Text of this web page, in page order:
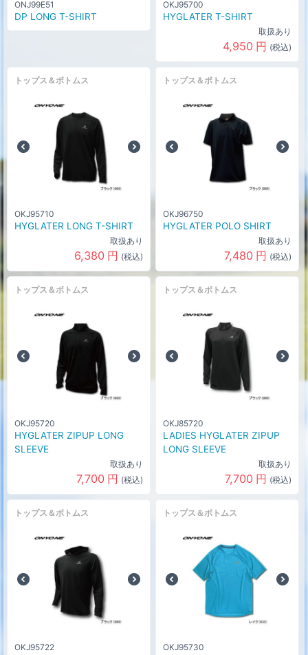
ONJ99E51
DP LONG T-SHIRT
OKJ95700
HYGLATER T-SHIRT
取扱あり
4,950 円 (税込)
トップス＆ボトムス
OKJ95710
HYGLATER LONG T-SHIRT
取扱あり
6,380 円 (税込)
トップス＆ボトムス
OKJ96750
HYGLATER POLO SHIRT
取扱あり
7,480 円 (税込)
トップス＆ボトムス
OKJ95720
HYGLATER ZIPUP LONG
SLEEVE
取扱あり
7,700 円 (税込)
トップス＆ボトムス
OKJ85720
LADIES HYGLATER ZIPUP
LONG SLEEVE
取扱あり
7,700 円 (税込)
トップス＆ボトムス
OKJ95722
トップス＆ボトムス
OKJ95730